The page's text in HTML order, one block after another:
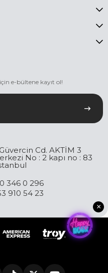
×
e-bültene kayıt ol!
Cd. AKTİM 3
No : 2 kapı no : 83
346 0 296
910 54 23